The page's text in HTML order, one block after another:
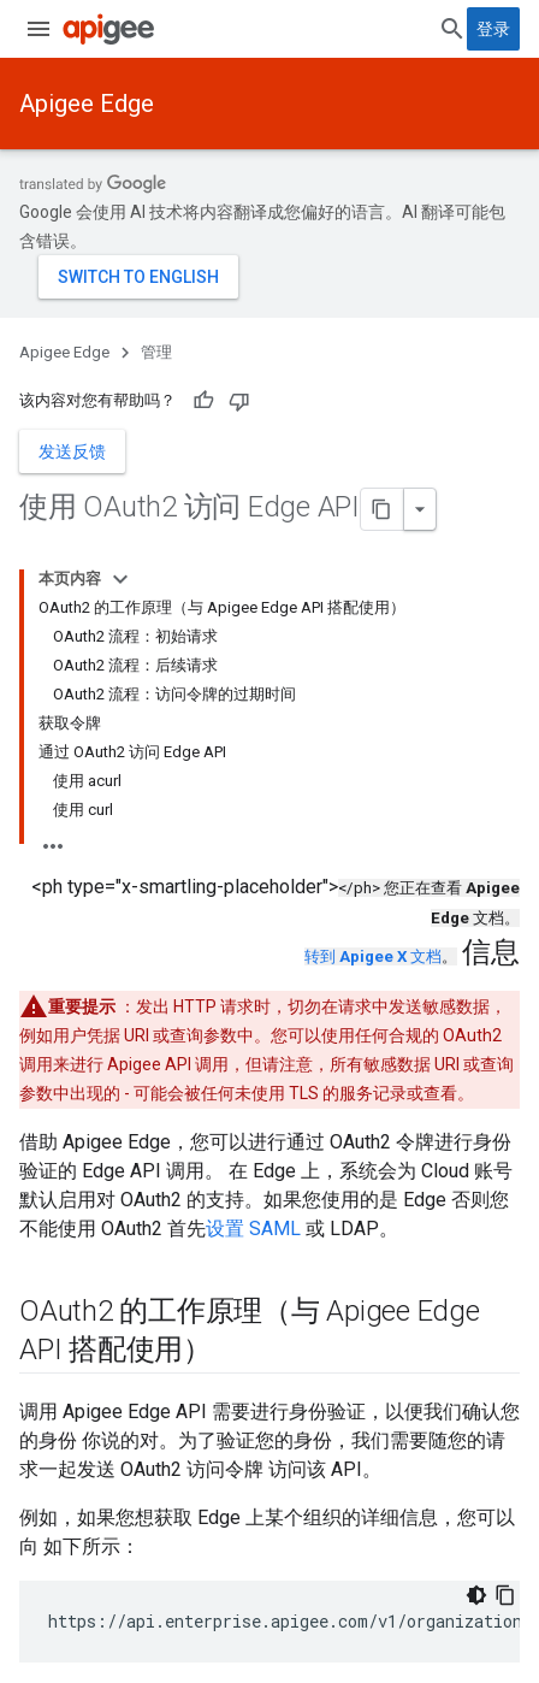
登录
Apigee Edge
Google 会使用 AI 技术将内容翻译成您偏好的语言。AI 翻译可能包
含错误。
Apigee Edge 管理
该内容对您有帮助吗？
发送反馈
使用 OAuth2 访问 Edge API
本页内容
OAuth2 的工作原理（与 Apigee Edge API 搭配使用）
OAuth2 流程：初始请求
OAuth2 流程：后续请求
OAuth2 流程：访问令牌的过期时间
获取令牌
通过 OAuth2 访问 Edge API
使用 acurl
使用 curl
<ph type="x-smartling-placeholder"></ph> 您正在查看 Apigee
Edge 文档。
转到 Apigee X 文档。 信息
重要提示 ：发出 HTTP 请求时，切勿在请求中发送敏感数据，
例如用户凭据 URI 或查询参数中。您可以使用任何合规的 OAuth2
调用来进行 Apigee API 调用，但请注意，所有敏感数据 URI 或查询
参数中出现的 - 可能会被任何未使用 TLS 的服务记录或查看。
借助 Apigee Edge，您可以进行通过 OAuth2 令牌进行身份
验证的 Edge API 调用。 在 Edge 上，系统会为 Cloud 账号
默认启用对 OAuth2 的支持。如果您使用的是 Edge 否则您
不能使用 OAuth2 首先设置 SAML 或 LDAP。
OAuth2 的工作原理（与 Apigee Edge
API 搭配使用）
调用 Apigee Edge API 需要进行身份验证，以便我们确认您
的身份 你说的对。为了验证您的身份，我们需要随您的请
求一起发送 OAuth2 访问令牌 访问该 API。
例如，如果您想获取 Edge 上某个组织的详细信息，您可以
向 如下所示：
https://api.enterprise.apigee.com/v1/